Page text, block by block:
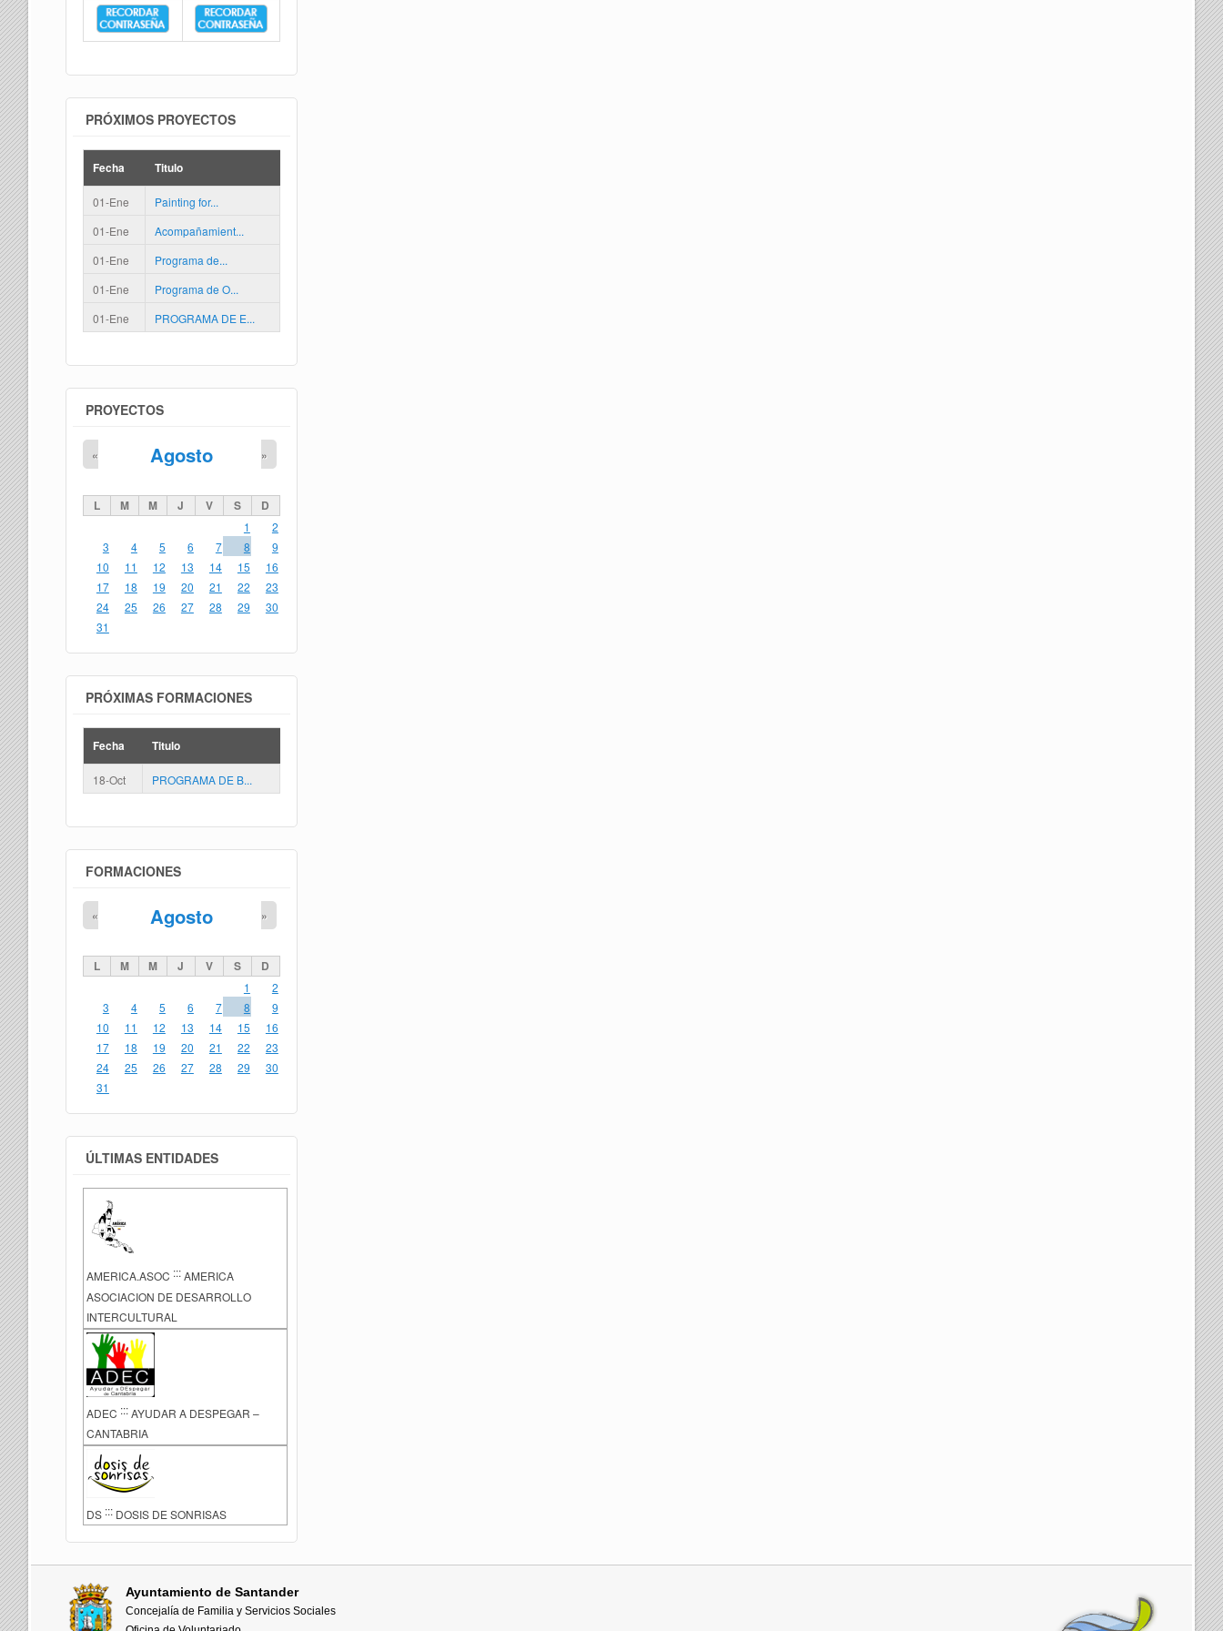
PRÓXIMOS PROYECTOS
Fecha Titulo
01-Ene
Painting for...
01-Ene
Acompañamient...
01-Ene
Programa de...
01-Ene
Programa de O...
01-Ene
PROGRAMA DE E...
PROYECTOS
Agosto
« »
L M M J V S D
1
2
3
4 5 6 7 8
9
10
11 12 13 14 15
16
17
18 19 20 21 22
23
24
25 26 27 28 29
30
31
PRÓXIMAS FORMACIONES
Fecha Titulo
18-Oct PROGRAMA DE B...
FORMACIONES
Agosto
« »
L M M J V S D
1
2
3
4 5 6 7 8
9
10
11 12 13 14 15
16
17
18 19 20 21 22
23
24
25 26 27 28 29
30
31
ÚLTIMAS ENTIDADES
AMERICA.ASOC :::AMERICA
ASOCIACION DE DESARROLLO
INTERCULTURAL
ADEC ::: AYUDAR A DESPEGAR –
CANTABRIA
DS ::: DOSIS DE SONRISAS
Ayuntamiento de Santander
Concejalía de Familia y Servicios Sociales